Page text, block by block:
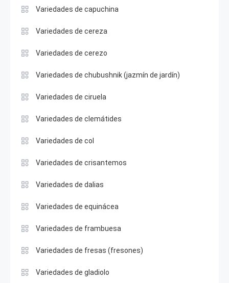
Variedades de capuchina
Variedades de cereza
Variedades de cerezo
Variedades de chubushnik (jazmín de jardín)
Variedades de ciruela
Variedades de clemátides
Variedades de col
Variedades de crisantemos
Variedades de dalias
Variedades de equinácea
Variedades de frambuesa
Variedades de fresas (fresones)
Variedades de gladiolo